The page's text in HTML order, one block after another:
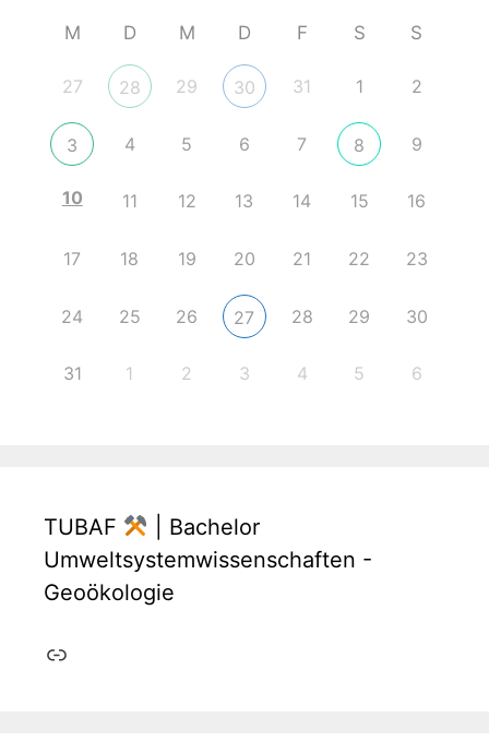
M D M D F S S
27 28 29 30 31 1 2
3 4 5 6 7 8 9
10 11 12 13 14 15 16
17 18 19 20 21 22 23
24 25 26 27 28 29 30
31 1 2 3 4 5 6
TUBAF
| Bachelor
Umweltsystemwissenschaften -
Geoökologie
Link